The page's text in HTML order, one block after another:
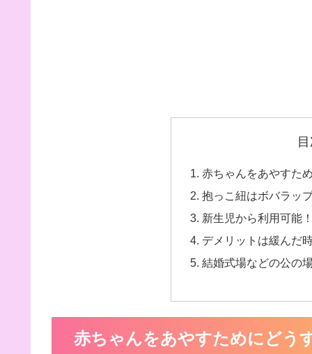
赤ちゃんをあやすた
抱っこ紐はボバラッ
新生児から利用可能
デメリットは緩んだ
結婚式場などの公の
赤ちゃんをあやすためにどう